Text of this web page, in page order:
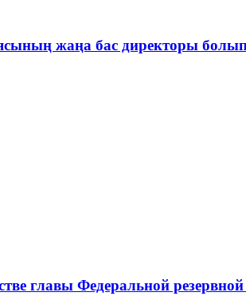
жаңа бас директоры
главы Федеральной